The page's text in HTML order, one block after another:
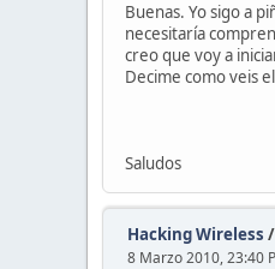
Buenas. Yo sigo a
necesitaría
creo que voy a
Decime como veis
Saludos
Hacking Wireless /
8 Marzo 2010, 23:40